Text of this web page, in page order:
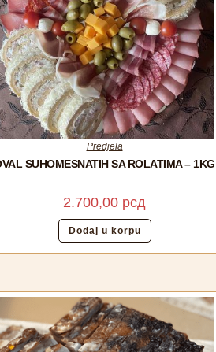
Predjela
SUHOMESNATIH SA ROLATIMA – 1KG
2.700,00 рсд
Dodaj u korpu